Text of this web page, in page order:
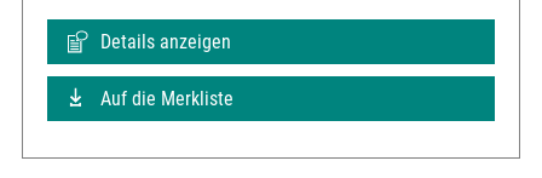
Details anzeigen
Auf die Merkliste